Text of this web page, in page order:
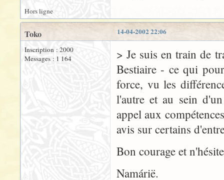
Hors ligne
14-04-2002 22:06
Toko
Inscription : 2000
Messages : 1 164
> Je suis en train de
Bestiaire - ce qui
force, vu les
l'autre et au sein
appel aux
avis sur certains
Bon courage et
Namárië.